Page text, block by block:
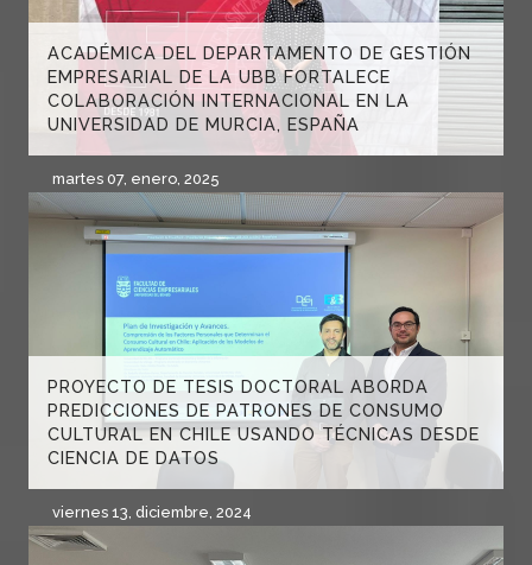
ACADÉMICA DEL DEPARTAMENTO DE GESTIÓN
EMPRESARIAL DE LA UBB FORTALECE
COLABORACIÓN INTERNACIONAL EN LA
UNIVERSIDAD DE MURCIA, ESPAÑA
martes 07, enero, 2025
PROYECTO DE TESIS DOCTORAL ABORDA
PREDICCIONES DE PATRONES DE CONSUMO
CULTURAL EN CHILE USANDO TÉCNICAS DESDE
CIENCIA DE DATOS
viernes 13, diciembre, 2024